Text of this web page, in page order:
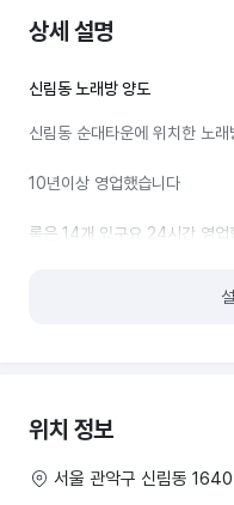
상세 설명
신림동 노래방 양도
신림동 순대타운에 위치한 노래
10년이상 영업했습니다
롬은 14개 있구요 24시간 영업
위생관리에도 좋습니다.
위치 정보
서울 관악구 신림동